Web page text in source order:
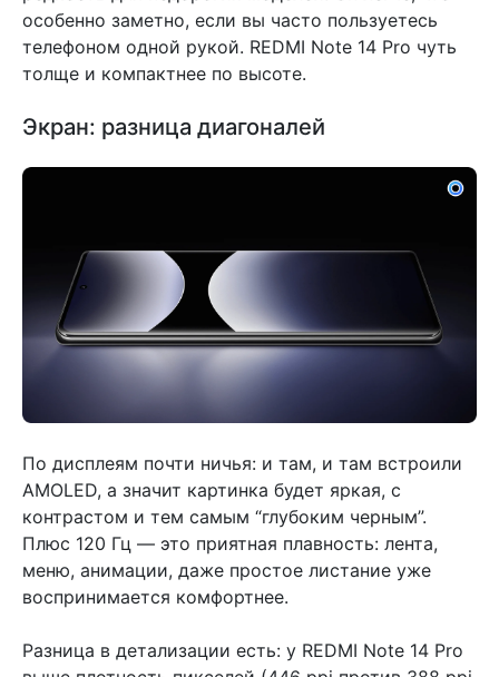
особенно заметно, если вы часто пользуетесь
телефоном одной рукой. REDMI Note 14 Pro чуть
толще и компактнее по высоте.
Экран: разница диагоналей
По дисплеям почти ничья: и там, и там встроили
AMOLED, а значит картинка будет яркая, с
контрастом и тем самым “глубоким черным”.
Плюс 120 Гц — это приятная плавность: лента,
меню, анимации, даже простое листание уже
воспринимается комфортнее.
Разница в детализации есть: у REDMI Note 14 Pro